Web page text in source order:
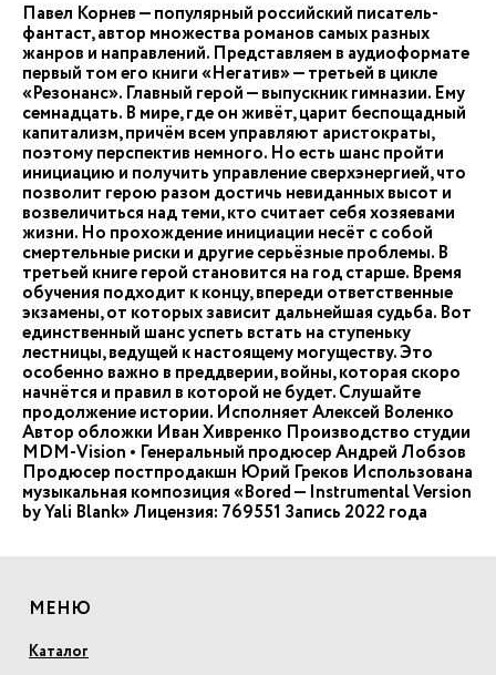
Павел Корнев — популярный российский писатель-
фантаст, автор множества романов самых разных
жанров и направлений. Представляем в аудиоформате
первый том его книги «Негатив» — третьей в цикле
«Резонанс». Главный герой — выпускник гимназии. Ему
семнадцать. В мире, где он живёт, царит беспощадный
капитализм, причём всем управляют аристократы,
поэтому перспектив немного. Но есть шанс пройти
инициацию и получить управление сверхэнергией, что
позволит герою разом достичь невиданных высот и
возвеличиться над теми, кто считает себя хозяевами
жизни. Но прохождение инициации несёт с собой
смертельные риски и другие серьёзные проблемы. В
третьей книге герой становится на год старше. Время
обучения подходит к концу, впереди ответственные
экзамены, от которых зависит дальнейшая судьба. Вот
единственный шанс успеть встать на ступеньку
лестницы, ведущей к настоящему могуществу. Это
особенно важно в преддверии, войны, которая скоро
начнётся и правил в которой не будет. Слушайте
продолжение истории. Исполняет Алексей Воленко
Автор обложки Иван Хивренко Производство студии
MDM-Vision • Генеральный продюсер Андрей Лобзов
Продюсер постпродакшн Юрий Греков Использована
музыкальная композиция «Bored — Instrumental Version
by Yali Blank» Лицензия: 769551 Запись 2022 года
МЕНЮ
Каталог